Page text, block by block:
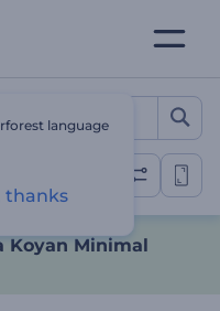
Koyan Minimal
language
thanks